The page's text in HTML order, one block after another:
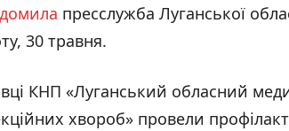
пресслужба Луганської
30 травня.
КНП «Луганський обласний
хвороб» провели